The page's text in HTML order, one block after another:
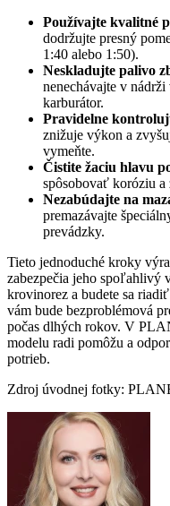
Používajte kvalitné
dodržujte presný
1:40 alebo 1:50).
Neskladujte palivo
nenechávajte v
karburátor.
Pravidelne
znižuje výkon a
vymeňte.
Čistite žaciu hlavu
spôsobovať koróziu
Nezabúdajte na
premazávajte
prevádzky.
Tieto jednoduché kroky
zabezpečia jeho spoľahlivý
krovinorez a budete sa
vám bude bezproblémová
počas dlhých rokov. V
modelu radi pomôžu a
potrieb.
Zdroj úvodnej fotky: